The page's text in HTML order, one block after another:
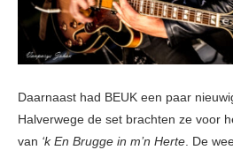
Daarnaast had BEUK een paar
Halverwege de set brachten ze voor
van ‘k En Brugge in m’n Herte. De